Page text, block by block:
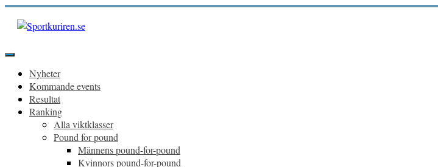
Hoppa
innehåll
Primär
Nyheter
Kommande events
Resultat
Ranking
Alla viktklasser
Pound for pound
Männens pound-for-pound
Kvinnors pound-for-pound